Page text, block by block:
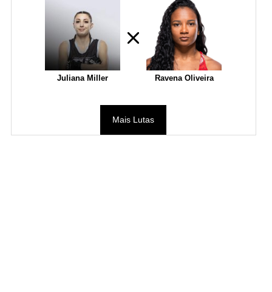
Juliana Miller Ravena Oliveira
Mais Lutas